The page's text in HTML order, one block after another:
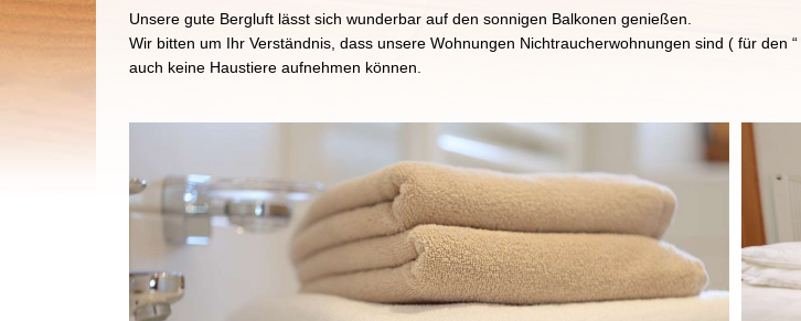
Unsere gute Bergluft lässt sich wunderbar auf den sonnigen Balkonen genießen.
Wir bitten um Ihr Verständnis, dass unsere Wohnungen Nichtraucherwohnungen sind ( für
auch keine Haustiere aufnehmen können.